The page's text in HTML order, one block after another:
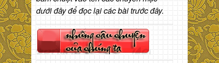
dưới đây để đọc lại các bài trước đây.